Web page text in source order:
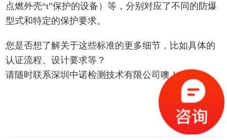
点燃外壳“t”保护的设备）等，分别对应了不同的防爆
型式和特定的保护要求。
您是否想了解关于这些标准的更多细节，比如具体的
认证流程、设计要求等？
请随时联系深圳中诺检测技术有限公司噢！